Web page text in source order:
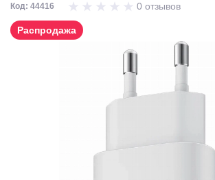
Код: 44416 0 отзывов
Распродажа